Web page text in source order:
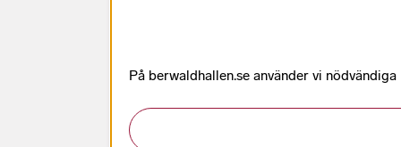
På berwaldhallen.se använder vi